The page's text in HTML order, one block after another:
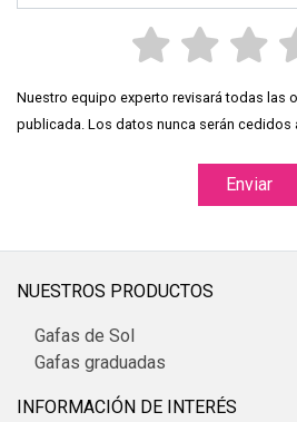
Nuestro equipo experto revisará todas las
publicada. Los datos nunca serán cedidos
Enviar
NUESTROS PRODUCTOS
Gafas de Sol
Gafas graduadas
INFORMACIÓN DE INTERÉS